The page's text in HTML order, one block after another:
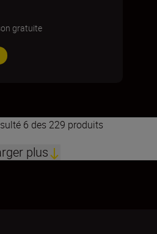
gratuite
6 des 229 produits
plus
1234567891011121314151617